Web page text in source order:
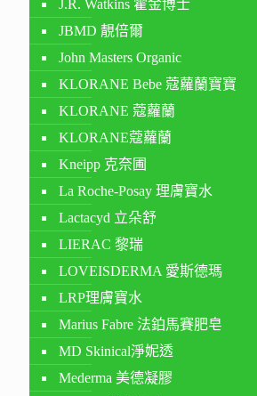
J.R. Watkins 霍金博士
JBMD 靚倍爾
John Masters Organic
KLORANE Bebe 蔻蘿蘭寶寶
KLORANE 蔻蘿蘭
KLORANE蔻蘿蘭
Kneipp 克奈圃
La Roche-Posay 理膚寶水
Lactacyd 立朵舒
LIERAC 黎瑞
LOVEISDERMA 愛斯德瑪
LRP理膚寶水
Marius Fabre 法鉑馬賽肥皂
MD Skinical淨妮透
Mederma 美德凝膠